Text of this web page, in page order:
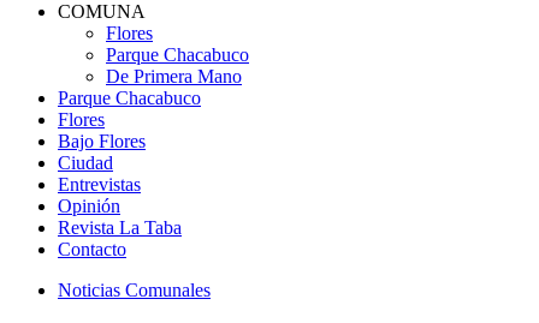
COMUNA
Flores
Parque Chacabuco
De Primera Mano
Parque Chacabuco
Flores
Bajo Flores
Ciudad
Entrevistas
Opinión
Revista La Taba
Contacto
Noticias Comunales